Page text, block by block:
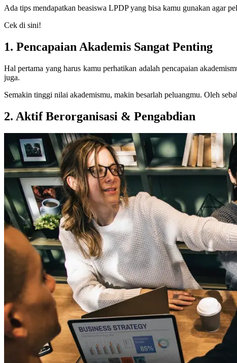
Ada tips mendapatkan beasiswa LPDP yang bisa kamu gunakan agar
Cek di sini!
1. Pencapaian Akademis Sangat Penting
Hal pertama yang harus kamu perhatikan adalah pencapaian
juga.
Semakin tinggi nilai akademismu, makin besarlah peluangmu. Oleh
2. Aktif Berorganisasi & Pengabdian